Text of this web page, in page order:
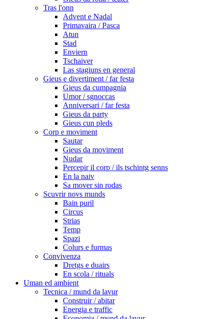
Tras l'onn
Advent e Nadal
Primavaira / Pasca
Atun
Stad
Enviern
Tschaiver
Las stagiuns en general
Gieus e divertiment / far festa
Gieus da cumpagnia
Umor / sgnoccas
Anniversari / far festa
Gieus da party
Gieus cun pleds
Corp e moviment
Sautar
Gieus da moviment
Nudar
Percepir il corp / ils tschintg senns
En la naiv
Sa mover sin rodas
Scuvrir novs munds
Bain puril
Circus
Strias
Temp
Spazi
Colurs e furmas
Convivenza
Dretgs e duairs
En scola / rituals
Uman ed ambient
Tecnica / mund da lavur
Construir / abitar
Energia e traffic